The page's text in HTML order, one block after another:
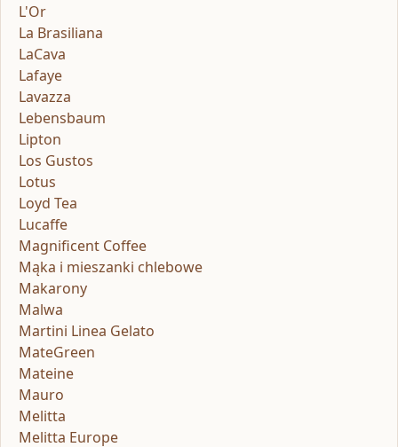
L'Or
La Brasiliana
LaCava
Lafaye
Lavazza
Lebensbaum
Lipton
Los Gustos
Lotus
Loyd Tea
Lucaffe
Magnificent Coffee
Mąka i mieszanki chlebowe
Makarony
Malwa
Martini Linea Gelato
MateGreen
Mateine
Mauro
Melitta
Melitta Europe